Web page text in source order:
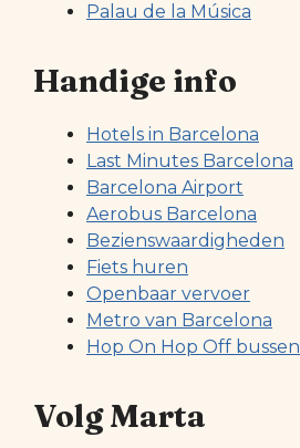
Palau de la Música
Handige info
Hotels in Barcelona
Last Minutes Barcelona
Barcelona Airport
Aerobus Barcelona
Bezienswaardigheden
Fiets huren
Openbaar vervoer
Metro van Barcelona
Hop On Hop Off bussen
Volg Marta